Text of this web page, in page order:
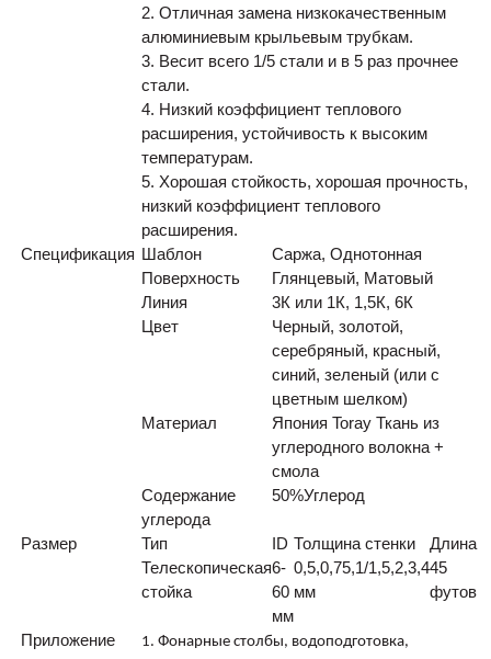
2. Отличная замена низкокачественным
алюминиевым крыльевым трубкам.
3. Весит всего 1/5 стали и в 5 раз прочнее
стали.
4. Низкий коэффициент теплового
расширения, устойчивость к высоким
температурам.
5. Хорошая стойкость, хорошая прочность,
низкий коэффициент теплового
расширения.
Спецификация Шаблон
Саржа, Однотонная
Поверхность
Глянцевый, Матовый
Линия
3К или 1К, 1,5К, 6К
Цвет
Черный, золотой,
серебряный, красный,
синий, зеленый (или с
цветным шелком)
Материал
Япония Toray Ткань из
углеродного волокна +
смола
Содержание
углерода
50%Углерод
Размер Тип ID Толщина стенки
Длина
Телескопическая
стойка
6-
60
мм
0,5,0,75,1/1,5,2,3,4
мм
45
футов
Приложение
1. Фонарные столбы, водоподготовка,